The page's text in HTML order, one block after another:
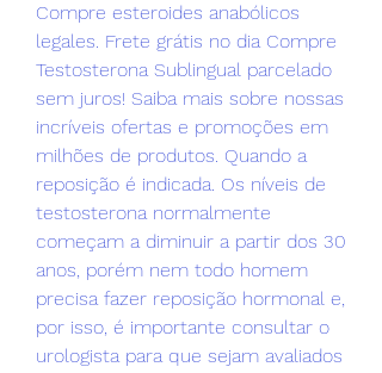
Compre esteroides anabólicos
legales. Frete grátis no dia Compre
Testosterona Sublingual parcelado
sem juros! Saiba mais sobre nossas
incríveis ofertas e promoções em
milhões de produtos. Quando a
reposição é indicada. Os níveis de
testosterona normalmente
começam a diminuir a partir dos 30
anos, porém nem todo homem
precisa fazer reposição hormonal e,
por isso, é importante consultar o
urologista para que sejam avaliados